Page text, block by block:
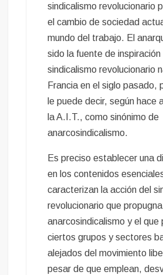
sindicalismo revolucionario
el cambio de sociedad
mundo del trabajo. El
sido la fuente de inspiración
sindicalismo revolucionario
Francia en el siglo pasado,
le puede decir, según hace
la A.I.T., como sinónimo de
anarcosindicalismo.
Es preciso establecer una
en los contenidos
caracterizan la acción del
revolucionario que
anarcosindicalismo y el que
ciertos grupos y sectores
alejados del movimiento
pesar de que emplean,